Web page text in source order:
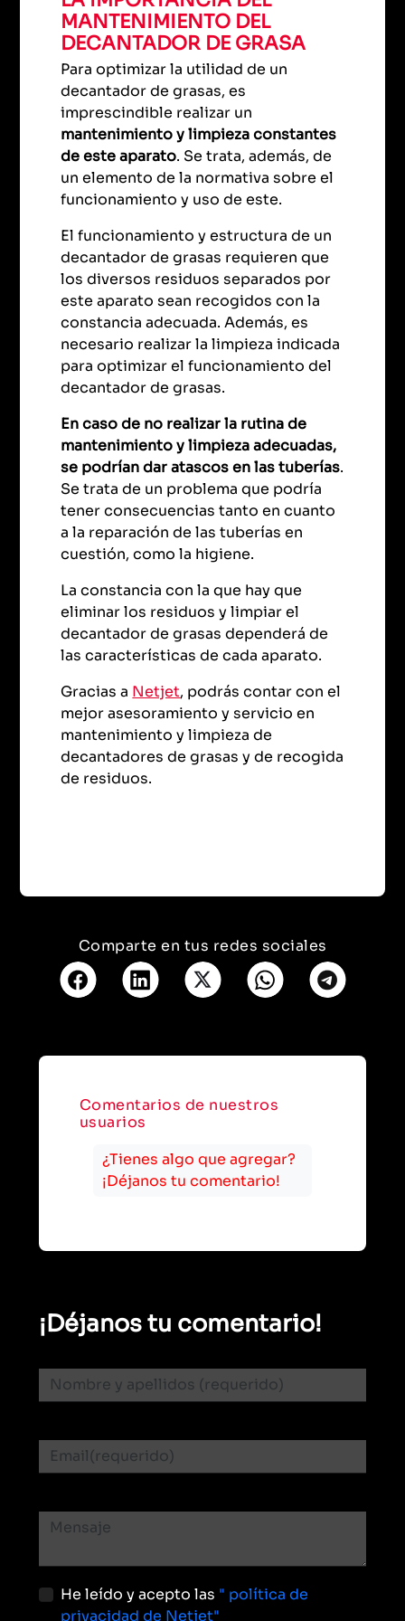
MANTENIMIENTO DEL
DECANTADOR DE GRASA
Para optimizar la utilidad de un
decantador de grasas, es
imprescindible realizar un
mantenimiento y limpieza constantes
de este aparato. Se trata, además, de
un elemento de la normativa sobre el
funcionamiento y uso de este.
El funcionamiento y estructura de un
decantador de grasas requieren que
los diversos residuos separados por
este aparato sean recogidos con la
constancia adecuada. Además, es
necesario realizar la limpieza indicada
para optimizar el funcionamiento del
decantador de grasas.
En caso de no realizar la rutina de
mantenimiento y limpieza adecuadas,
se podrían dar atascos en las tuberías.
Se trata de un problema que podría
tener consecuencias tanto en cuanto
a la reparación de las tuberías en
cuestión, como la higiene.
La constancia con la que hay que
eliminar los residuos y limpiar el
decantador de grasas dependerá de
las características de cada aparato.
Gracias a Netjet, podrás contar con el
mejor asesoramiento y servicio en
mantenimiento y limpieza de
decantadores de grasas y de recogida
de residuos.
Comparte en tus redes sociales
Comentarios de nuestros
usuarios
¿Tienes algo que agregar?
¡Déjanos tu comentario!
¡Déjanos tu comentario!
He leído y acepto las " política de
privacidad de Netjet"